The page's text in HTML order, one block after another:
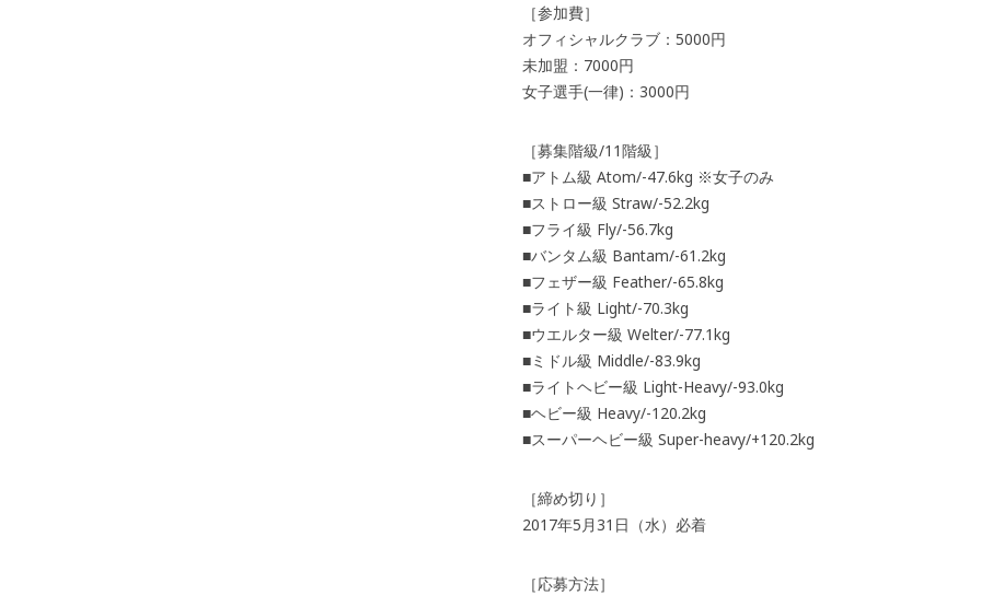
［参加費］
オフィシャルクラブ：5000円
未加盟：7000円
女子選手(一律)：3000円
［募集階級/11階級］
■アトム級 Atom/-47.6kg ※女子のみ
■ストロー級 Straw/-52.2kg
■フライ級 Fly/-56.7kg
■バンタム級 Bantam/-61.2kg
■フェザー級 Feather/-65.8kg
■ライト級 Light/-70.3kg
■ウエルター級 Welter/-77.1kg
■ミドル級 Middle/-83.9kg
■ライトヘビー級 Light-Heavy/-93.0kg
■ヘビー級 Heavy/-120.2kg
■スーパーヘビー級 Super-heavy/+120.2kg
［締め切り］
2017年5月31日（水）必着
［応募方法］